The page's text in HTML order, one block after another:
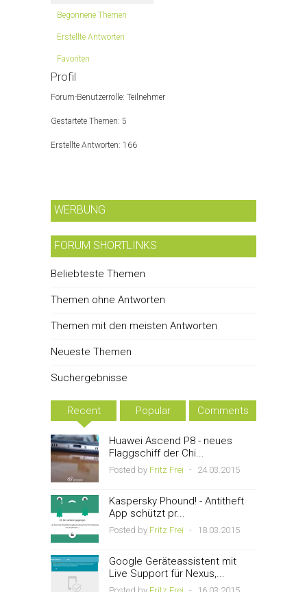
Begonnene Themen
Erstellte Antworten
Favoriten
Profil
Forum-Benutzerrolle: Teilnehmer
Gestartete Themen: 5
Erstellte Antworten: 166
WERBUNG
FORUM SHORTLINKS
Beliebteste Themen
Themen ohne Antworten
Themen mit den meisten Antworten
Neueste Themen
Suchergebnisse
Recent Popular Comments
Huawei Ascend P8 - neues
Flaggschiff der Chi...
Posted by Fritz Frei - 24.03.2015
Kaspersky Phound! - Antitheft
App schützt pr...
Posted by Fritz Frei - 18.03.2015
Google Geräteassistent mit
Live Support für Nexus,...